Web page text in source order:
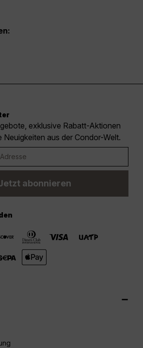
exklusive Rabatt-Aktionen
Neuigkeiten aus der Condor-Welt.
abonnieren